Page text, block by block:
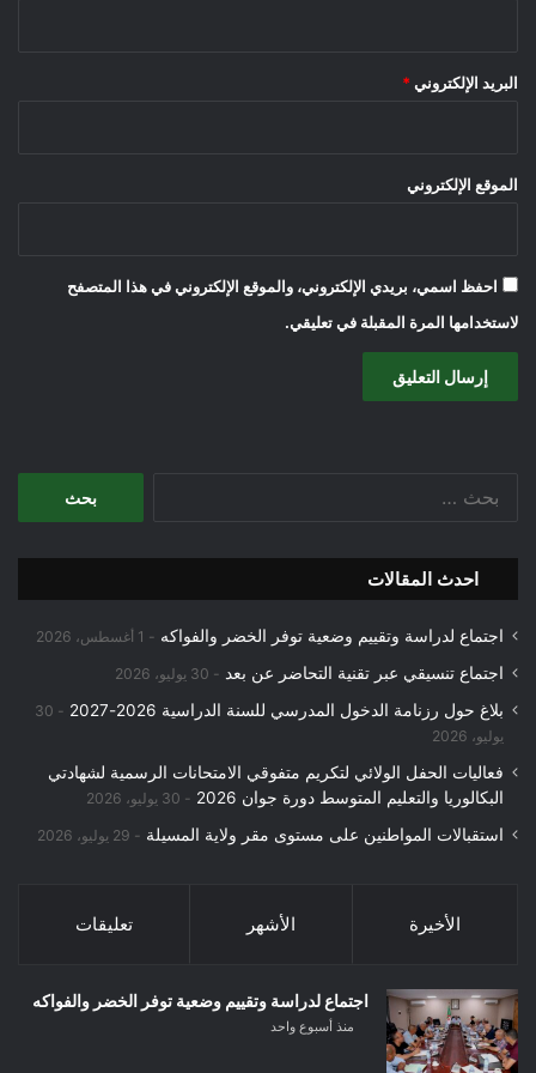
البريد الإلكتروني *
الموقع الإلكتروني
احفظ اسمي، بريدي الإلكتروني، والموقع الإلكتروني في هذا المتصفح
لاستخدامها المرة المقبلة في تعليقي.
احدث المقالات
اجتماع لدراسة وتقييم وضعية توفر الخضر والفواكه 1 أغسطس، 2026
اجتماع تنسيقي عبر تقنية التحاضر عن بعد 30 يوليو، 2026
بلاغ حول رزنامة الدخول المدرسي للسنة الدراسية 2026-2027
30
يوليو، 2026
فعاليات الحفل الولائي لتكريم متفوقي الامتحانات الرسمية لشهادتي
البكالوريا والتعليم المتوسط دورة جوان 2026
30 يوليو، 2026
استقبالات المواطنين على مستوى مقر ولاية المسيلة 29 يوليو، 2026
الأخيرة الأشهر تعليقات
اجتماع لدراسة وتقييم وضعية توفر الخضر والفواكه
منذ أسبوع واحد